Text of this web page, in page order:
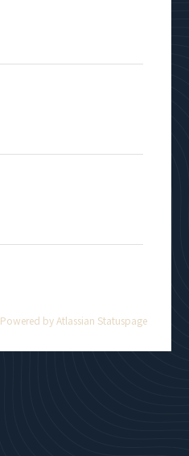
Powered by Atlassian Statuspage